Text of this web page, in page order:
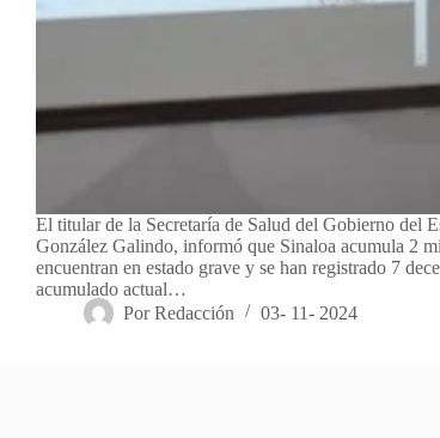
El titular de la Secretaría de Salud del Gobierno del
González Galindo, informó que Sinaloa acumula 2
encuentran en estado grave y se han registrado 7
acumulado actual…
Por Redacción 03- 11- 2024